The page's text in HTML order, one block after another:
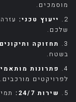
מוסמכים.
2.
ייעוץ טכני:
שלכם.
3.
תחזוקה
בשטח.
4.
פתרונות
לפרויקטים מורכבים.
5.
שירות 24/7: